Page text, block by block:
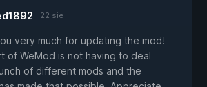
22 sie
very much for updating the mod!
of WeMod is not having to deal
of different mods and the